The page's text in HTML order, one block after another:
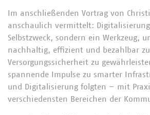
Im anschließenden Vortrag von
anschaulich vermittelt:
Selbstzweck, sondern ein Werkzeug,
nachhaltig, effizient und bezahlbar
Versorgungssicherheit zu
spannende Impulse zu smarter
und Digitalisierung folgten – mit
verschiedensten Bereichen der